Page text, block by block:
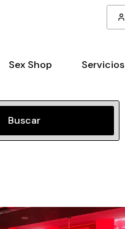
Sex Shop Servicios
Buscar